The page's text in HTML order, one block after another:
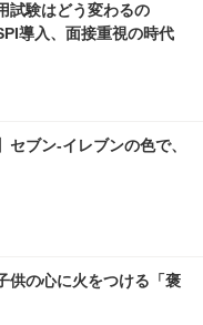
試験はどう変わるの
導入、面接重視の時代
セブン‐イレブンの色で、
供の心に火をつける「褒